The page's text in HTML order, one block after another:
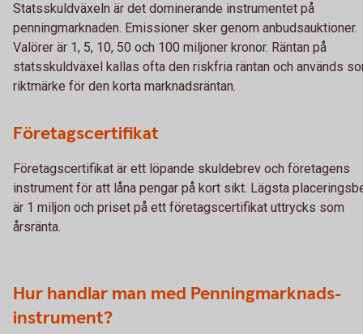
Statsskuldväxeln är det dominerande instrumentet på
penningmarknaden. Emissioner sker genom anbudsauktioner.
Valörer är 1, 5, 10, 50 och 100 miljoner kronor. Räntan på
statsskuldväxel kallas ofta den riskfria räntan och används
riktmärke för den korta marknadsräntan.
Företagscertifikat
Företagscertifikat är ett löpande skuldebrev och företagens
instrument för att låna pengar på kort sikt. Lägsta
är 1 miljon och priset på ett företagscertifikat uttrycks som
årsränta.
Hur handlar man med Penningmarknads-
instrument?